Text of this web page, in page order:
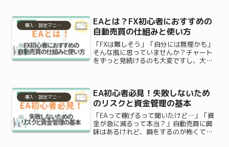
きますよね。自動売買は...
導入・設定マニュアル
EAとは？FX初心者におすすめの
自動売買の仕組みと使い方
「FXは難しそう」「自分には無理かも」
そんな風に思っていませんか？チャート
をずっと見続けるのも大変ですし、大損
売買ツール）”なん...
導入・設定マニュアル
EA初心者必見！失敗しないため
のリスクと資金管理の基本
「EAって稼げるって聞いたけど…」「資
金が急に減るって本当？」自動売買に興
味はあるけれど、損をするのが怖くて一